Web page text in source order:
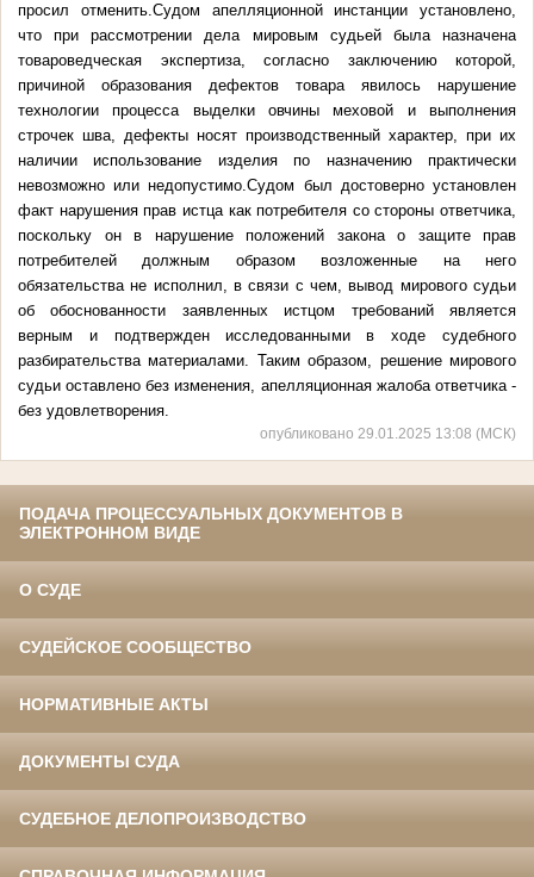
просил отменить.Судом апелляционной инстанции установлено,
что при рассмотрении дела мировым судьей была назначена
товароведческая экспертиза, согласно заключению которой,
причиной образования дефектов товара явилось нарушение
технологии процесса выделки овчины меховой и выполнения
строчек шва, дефекты носят производственный характер, при их
наличии использование изделия по назначению практически
невозможно или недопустимо.Судом был достоверно установлен
факт нарушения прав истца как потребителя со стороны ответчика,
поскольку он в нарушение положений закона о защите прав
потребителей должным образом возложенные на него
обязательства не исполнил, в связи с чем, вывод мирового судьи
об обоснованности заявленных истцом требований является
верным и подтвержден исследованными в ходе судебного
разбирательства материалами. Таким образом, решение мирового
судьи оставлено без изменения, апелляционная жалоба ответчика -
без удовлетворения.
опубликовано 29.01.2025 13:08 (МСК)
ПОДАЧА ПРОЦЕССУАЛЬНЫХ ДОКУМЕНТОВ В
ЭЛЕКТРОННОМ ВИДЕ
О СУДЕ
СУДЕЙСКОЕ СООБЩЕСТВО
НОРМАТИВНЫЕ АКТЫ
ДОКУМЕНТЫ СУДА
СУДЕБНОЕ ДЕЛОПРОИЗВОДСТВО